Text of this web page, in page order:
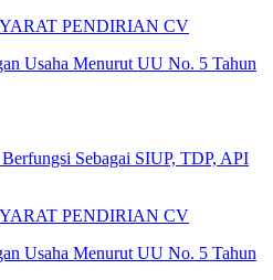
PENDIRIAN CV
Usaha Menurut UU No. 5 Tahun
Sebagai SIUP, TDP, API
PENDIRIAN CV
Usaha Menurut UU No. 5 Tahun